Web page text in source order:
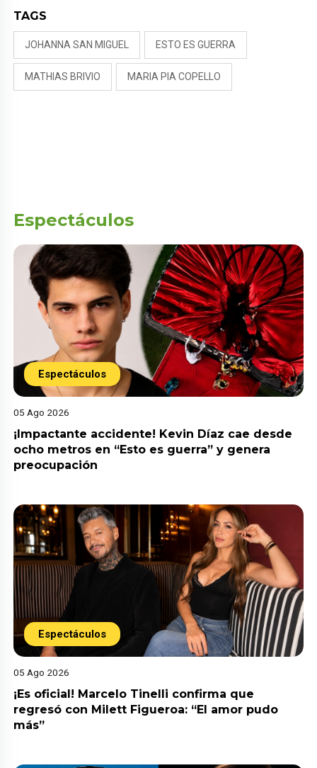
TAGS
JOHANNA SAN MIGUEL ESTO ES GUERRA
MATHIAS BRIVIO MARIA PIA COPELLO
Espectáculos
Espectáculos
05 Ago 2026
¡Impactante accidente! Kevin Díaz cae desde
ocho metros en “Esto es guerra” y genera
preocupación
Espectáculos
05 Ago 2026
¡Es oficial! Marcelo Tinelli confirma que
regresó con Milett Figueroa: “El amor pudo
más”